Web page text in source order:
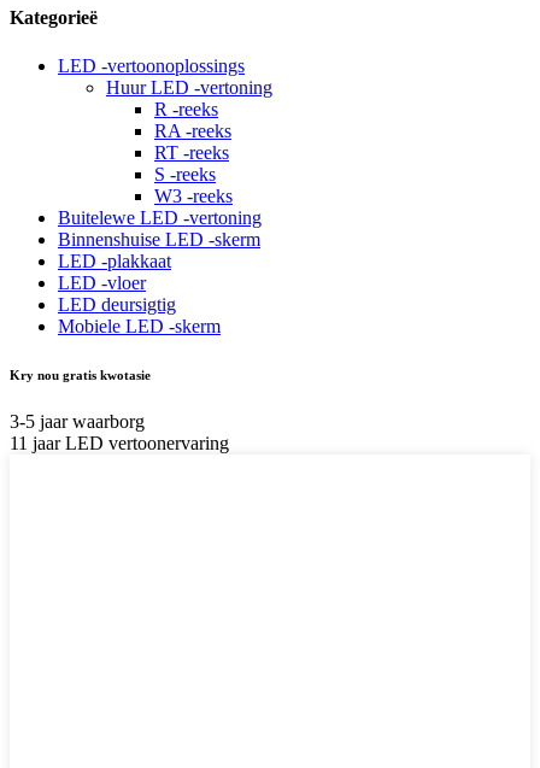
Kategorieë
LED -vertoonoplossings
Huur LED -vertoning
R -reeks
RA -reeks
RT -reeks
S -reeks
W3 -reeks
Buitelewe LED -vertoning
Binnenshuise LED -skerm
LED -plakkaat
LED -vloer
LED deursigtig
Mobiele LED -skerm
Kry nou gratis kwotasie
3-5 jaar waarborg
11 jaar LED vertoonervaring